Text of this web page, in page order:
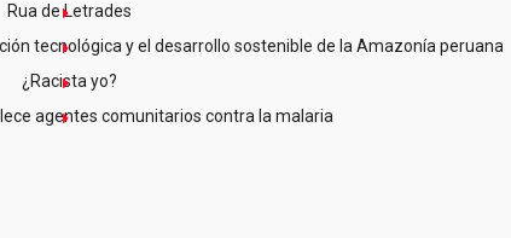
Rua de Letrades
tecnológica y el desarrollo sostenible de la Amazonía peruana
¿Racista yo?
agentes comunitarios contra la malaria